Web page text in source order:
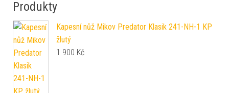
Produkty
Kapesní nůž Mikov Predator Klasik 241-NH-1 KP
žlutý
1 900 Kč